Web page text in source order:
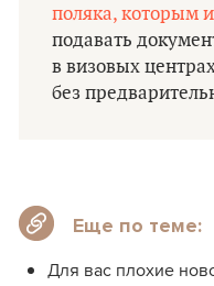
поляка, которым
подавать
в визовых
без
Еще по теме:
Для вас плохие